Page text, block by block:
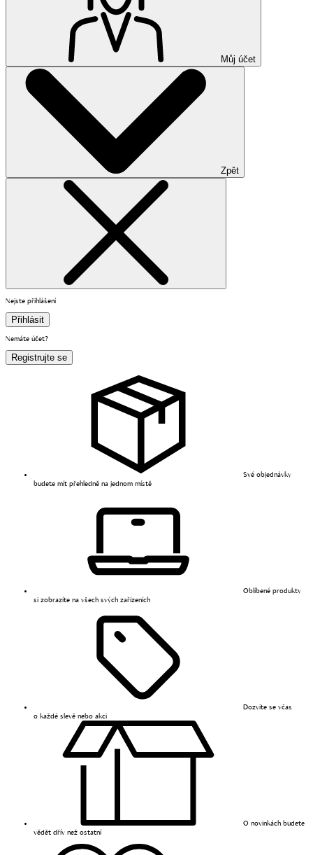
Můj účet
Zpět
Nejste přihlášení
Přihlásit
Nemáte účet?
Registrujte se
Své objednávky
budete mít přehledně na jednom místě
Oblíbené produkty
si zobrazíte na všech svých zařízeních
Dozvíte se včas
o každé slevě nebo akci
O novinkách budete
vědět dřív než ostatní